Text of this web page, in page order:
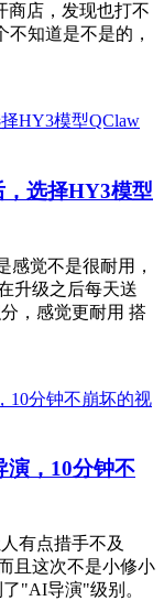
商店，发现也打不
知道是不是的，
选择HY3模型
感觉不是很耐用，
升级之后每天送
，感觉更耐用 搭
演，10分钟不
有点措手不及
且这次不是小修小
"AI导演"级别。